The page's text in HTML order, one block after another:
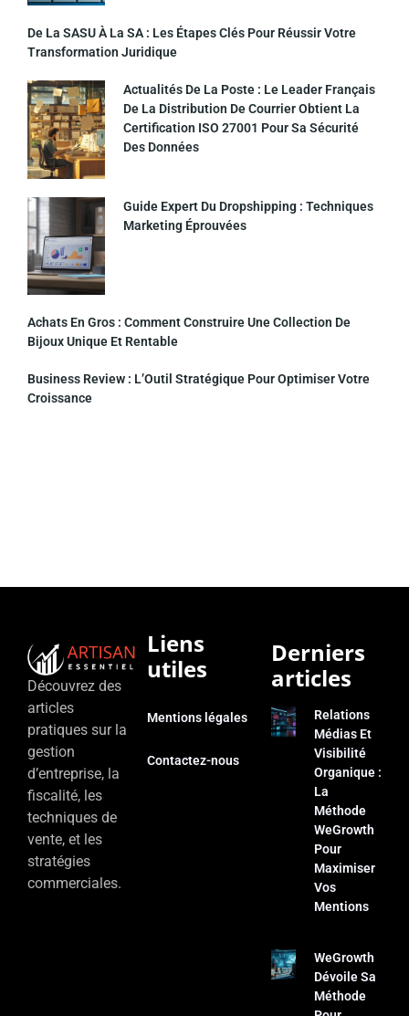
De La SASU À La SA : Les Étapes Clés Pour Réussir Votre
Transformation Juridique
Actualités De La Poste : Le Leader Français
De La Distribution De Courrier Obtient La
Certification ISO 27001 Pour Sa Sécurité
Des Données
Guide Expert Du Dropshipping : Techniques
Marketing Éprouvées
Achats En Gros : Comment Construire Une Collection De
Bijoux Unique Et Rentable
Business Review : L’Outil Stratégique Pour Optimiser Votre
Croissance
Découvrez des
articles
pratiques sur la
gestion
d’entreprise, la
fiscalité, les
techniques de
vente, et les
stratégies
commerciales.
Liens
utiles
Mentions légales
Contactez-nous
Derniers
articles
Relations
Médias Et
Visibilité
Organique :
La
Méthode
WeGrowth
Pour
Maximiser
Vos
Mentions
WeGrowth
Dévoile Sa
Méthode